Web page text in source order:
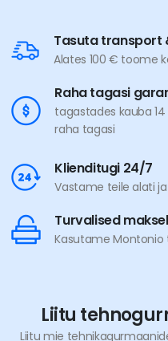
Tasuta transport
Alates 100 € toome
Raha tagasi
tagastades kauba
raha tagasi
Klienditugi 24/7
Vastame teile alati
Turvalised
Kasutame
Liitu
Liitu mie